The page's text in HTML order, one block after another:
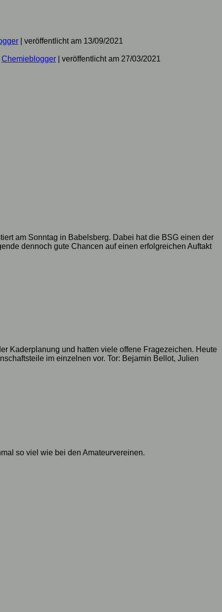
veröffentlicht am 13/09/2021
Chemieblogger veröffentlicht am 27/03/2021
am Sonntag in Babelsberg. Dabei hat die BSG einen der
dennoch gute Chancen auf einen erfolgreichen Auftakt
Kaderplanung und hatten viele offene Fragezeichen. Heute
im einzelnen vor. Tor: Bejamin Bellot, Julien
so viel wie bei den Amateurvereinen.